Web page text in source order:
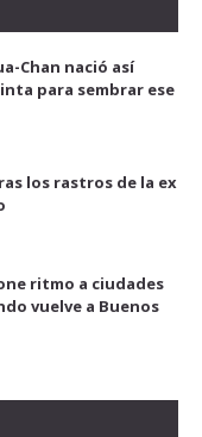
Chan nació así
para sembrar ese
los rastros de la ex
ritmo a ciudades
vuelve a Buenos